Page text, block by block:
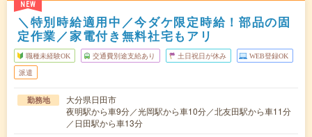
NEW
＼特別時給適用中／今ダケ限定時給！部品の固
定作業／家電付き無料社宅もアリ
職種未経験OK 交通費別途支給あり 土日祝日が休み WEB登録OK
派遣
勤務地
大分県日田市
夜明駅から車9分／光岡駅から車10分／北友田駅から車11分
／日田駅から車13分